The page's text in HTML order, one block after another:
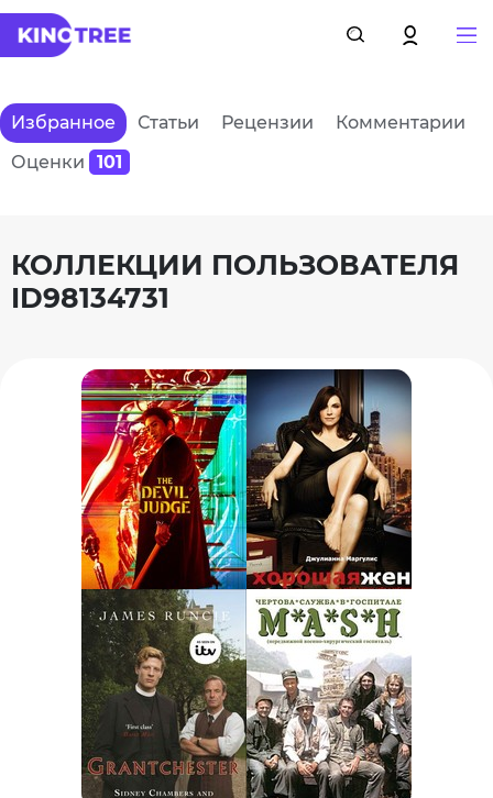
Избранное Статьи Рецензии
Комментарии
Оценки
101
КОЛЛЕКЦИИ ПОЛЬЗОВАТЕЛЯ
ID98134731